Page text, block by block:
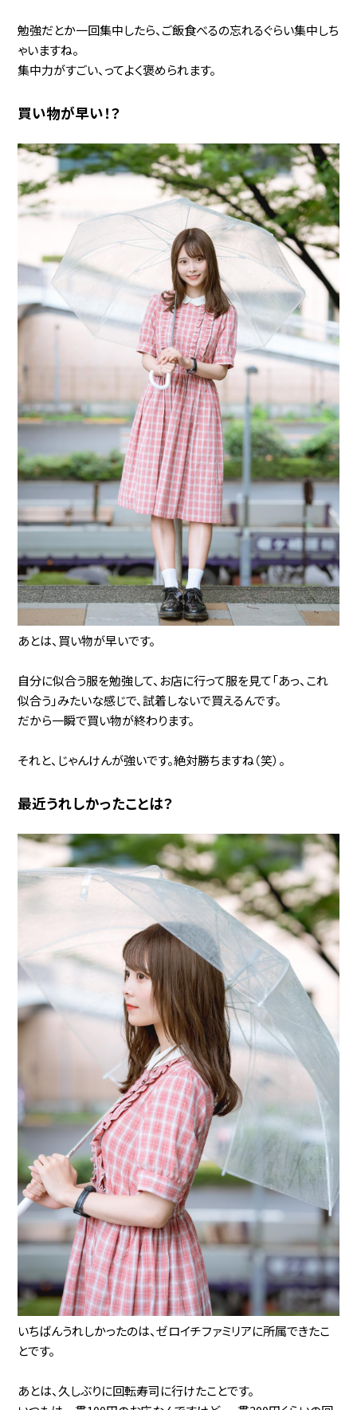
勉強だとか一回集中したら、ご飯食べるの忘れるぐらい集中しち
ゃいますね。
集中力がすごい、ってよく褒められます。
買い物が早い！？
あとは、買い物が早いです。
自分に似合う服を勉強して、お店に行って服を見て「あっ、これ
似合う」みたいな感じで、試着しないで買えるんです。
だから一瞬で買い物が終わります。
それと、じゃんけんが強いです。絶対勝ちますね（笑）。
最近うれしかったことは？
いちばんうれしかったのは、ゼロイチファミリアに所属できたこ
とです。
あとは、久しぶりに回転寿司に行けたことです。